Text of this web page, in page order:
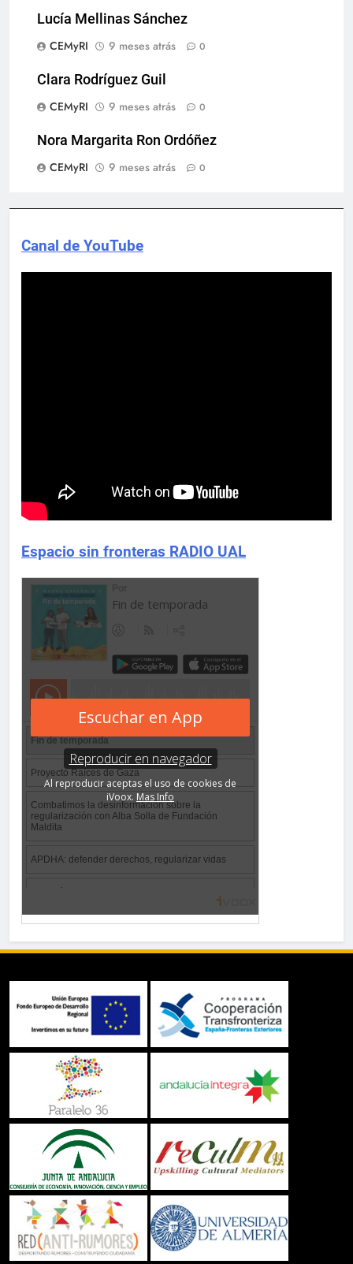
Lucía Mellinas Sánchez
CEMyRI
9 meses atrás 0
Clara Rodríguez Guil
CEMyRI
9 meses atrás 0
Nora Margarita Ron Ordóñez
CEMyRI
9 meses atrás 0
Canal de YouTube
Espacio sin fronteras RADIO UAL